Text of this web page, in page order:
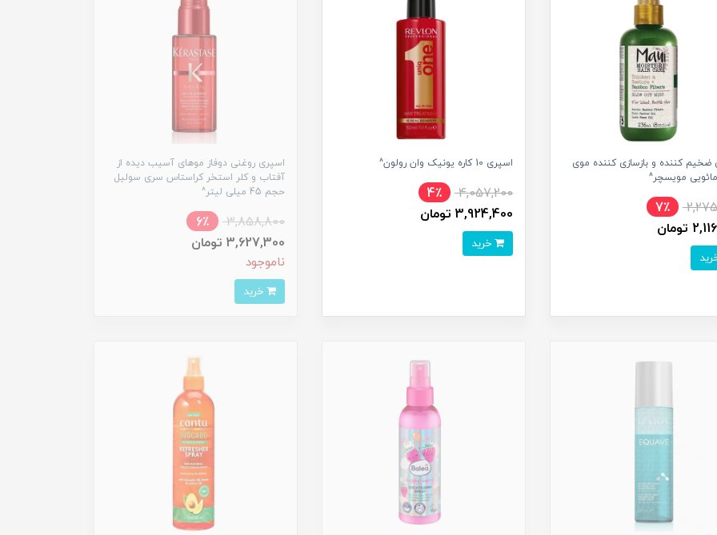
ضخیم کننده و بازسازی کننده موی
مائویی مویسچر^
7٪
تومان
اسپری 10 کاره یونیک وان رولون^
4,057,200
4٪
3,924,400 تومان
خرید
اسپری روغنی دوفاز موهای آسیب دیده از
آفتاب و کلر استخر کراستاس سری سولیل
حجم 45 میلی لیتر^
3,858,800
6٪
3,627,300 تومان
ناموجود
خرید